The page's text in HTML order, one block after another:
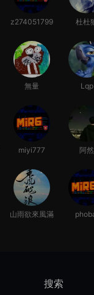
z274051799 杜杜
無量 Lqp
miyi777 阿然
山雨欲來風滿
搜索